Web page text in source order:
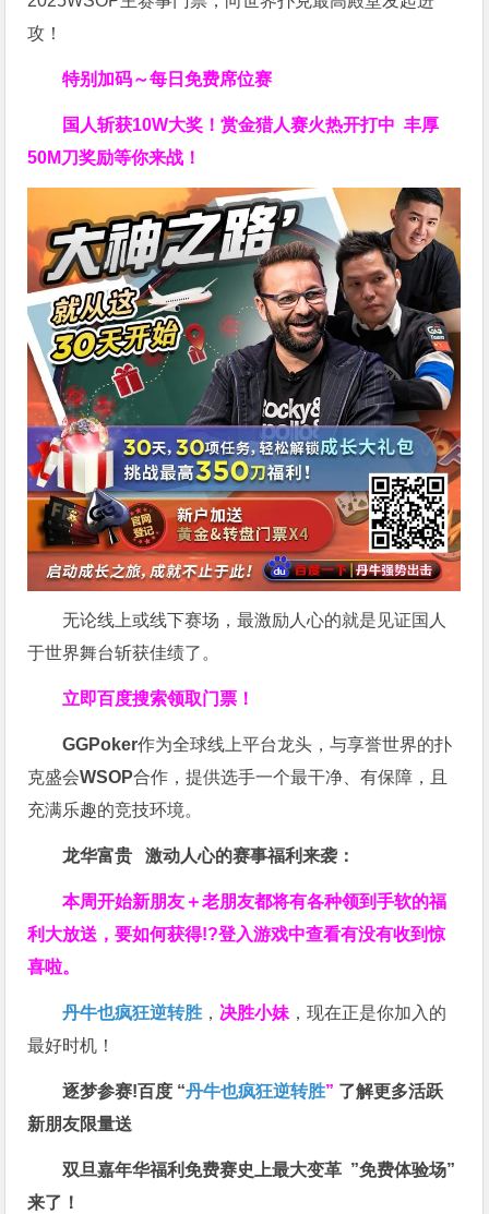
攻！
特别加码～每日免费席位赛
国人斩获10W大奖！赏金猎人赛火热开打中 丰厚
50M刀奖励等你来战！
无论线上或线下赛场，最激励人心的就是见证国人
于世界舞台斩获佳绩了。
立即百度搜索领取门票！
GGPoker作为全球线上平台龙头，与享誉世界的扑
克盛会WSOP合作，提供选手一个最干净、有保障，且
充满乐趣的竞技环境。
龙华富贵 激动人心的赛事福利来袭：
本周开始新朋友＋老朋友都将有各种领到手软的福
利大放送，要如何获得!?登入游戏中查看有没有收到惊
喜啦。
丹牛也疯狂逆转胜，决胜小妹，现在正是你加入的
最好时机！
逐梦参赛!百度 “丹牛也疯狂逆转胜” 了解更多活跃
新朋友限量送
双旦嘉年华福利免费赛史上最大变革 ”免费体验场”
来了！